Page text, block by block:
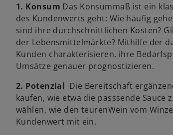
1. Konsum Das Konsummaß ist ein
des Kundenwerts geht: Wie häufig
sind ihre durchschnittlichen Kosten?
der Lebensmittelmärkte? Mithilfe der
Kunden charakterisieren, ihre
Umsätze genauer prognostizieren.
2. Potenzial Die Bereitschaft
kaufen, wie etwa die passsende
wählen, wie den teurenWein vom
Kundenwert mit ein.